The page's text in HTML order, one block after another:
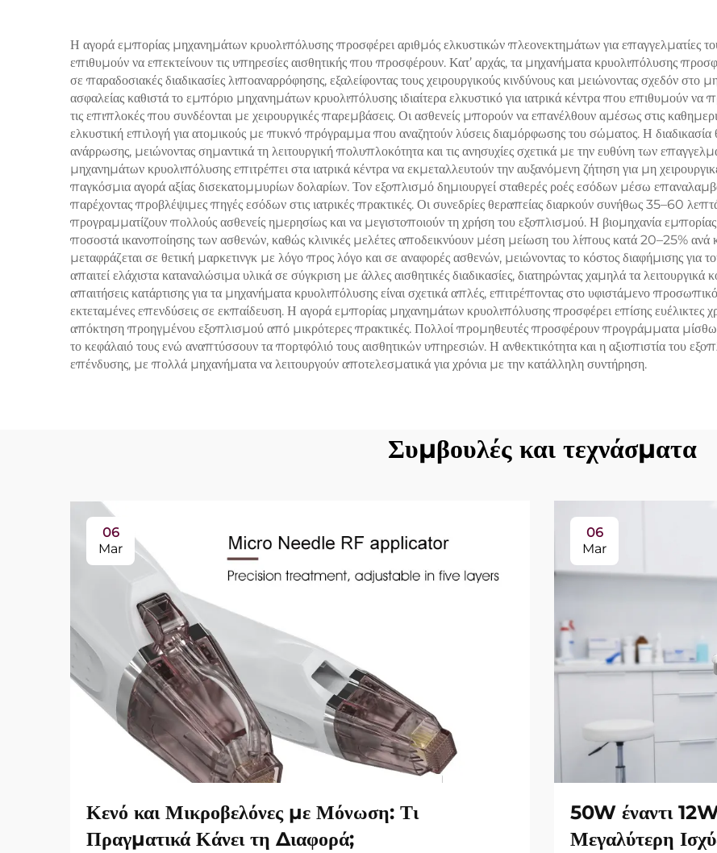
σώματος και
αντιμετώπιση γήρανσης
προστασία
επιδερμίδα και
μη επαφόμενη
κλινικές
Η αγορά εμπορίας μηχανημάτων κρυολιπόλυσης προσφέρει αριθμός ελκυστικών πλεονεκτημάτων για επαγγελματίες του
επιθυμούν να επεκτείνουν τις υπηρεσίες αισθητικής που προσφέρουν. Κατ’ αρχάς, τα μηχανήματα κρυολιπόλυσης
σε παραδοσιακές διαδικασίες λιποαναρρόφησης, εξαλείφοντας τους χειρουργικούς κινδύνους και μειώνοντας σχεδόν
ασφαλείας καθιστά το εμπόριο μηχανημάτων κρυολιπόλυσης ιδιαίτερα ελκυστικό για ιατρικά κέντρα που επιθυμούν
τις επιπλοκές που συνδέονται με χειρουργικές παρεμβάσεις. Οι ασθενείς μπορούν να επανέλθουν αμέσως στις
ελκυστική επιλογή για ατομικούς με πυκνό πρόγραμμα που αναζητούν λύσεις διαμόρφωσης του σώματος. Η διαδικασία
ανάρρωσης, μειώνοντας σημαντικά τη λειτουργική πολυπλοκότητα και τις ανησυχίες σχετικά με την ευθύνη των
μηχανημάτων κρυολιπόλυσης επιτρέπει στα ιατρικά κέντρα να εκμεταλλευτούν την αυξανόμενη ζήτηση για μη
παγκόσμια αγορά αξίας δισεκατομμυρίων δολαρίων. Τον εξοπλισμό δημιουργεί σταθερές ροές εσόδων μέσω
παρέχοντας προβλέψιμες πηγές εσόδων στις ιατρικές πρακτικές. Οι συνεδρίες θεραπείας διαρκούν συνήθως 35–60
προγραμματίζουν πολλούς ασθενείς ημερησίως και να μεγιστοποιούν τη χρήση του εξοπλισμού. Η βιομηχανία
ποσοστά ικανοποίησης των ασθενών, καθώς κλινικές μελέτες αποδεικνύουν μέση μείωση του λίπους κατά 20–25% ανά
μεταφράζεται σε θετική μαρκετινγκ με λόγο προς λόγο και σε αναφορές ασθενών, μειώνοντας το κόστος διαφήμισης για
απαιτεί ελάχιστα καταναλώσιμα υλικά σε σύγκριση με άλλες αισθητικές διαδικασίες, διατηρώντας χαμηλά τα
απαιτήσεις κατάρτισης για τα μηχανήματα κρυολιπόλυσης είναι σχετικά απλές, επιτρέποντας στο υφιστάμενο
εκτεταμένες επενδύσεις σε εκπαίδευση. Η αγορά εμπορίας μηχανημάτων κρυολιπόλυσης προσφέρει επίσης ευέλικτες
απόκτηση προηγμένου εξοπλισμού από μικρότερες πρακτικές. Πολλοί προμηθευτές προσφέρουν προγράμματα
το κεφάλαιό τους ενώ αναπτύσσουν τα πορτφόλιό τους αισθητικών υπηρεσιών. Η ανθεκτικότητα και η αξιοπιστία του
επένδυσης, με πολλά μηχανήματα να λειτουργούν αποτελεσματικά για χρόνια με την κατάλληλη συντήρηση.
Συμβουλές και τεχνάσματα
06
Mar
Κενό και Μικροβελόνες με Μόνωση: Τι
Πραγματικά Κάνει τη Διαφορά;
06
Mar
50W έναντι
Μεγαλύτερη